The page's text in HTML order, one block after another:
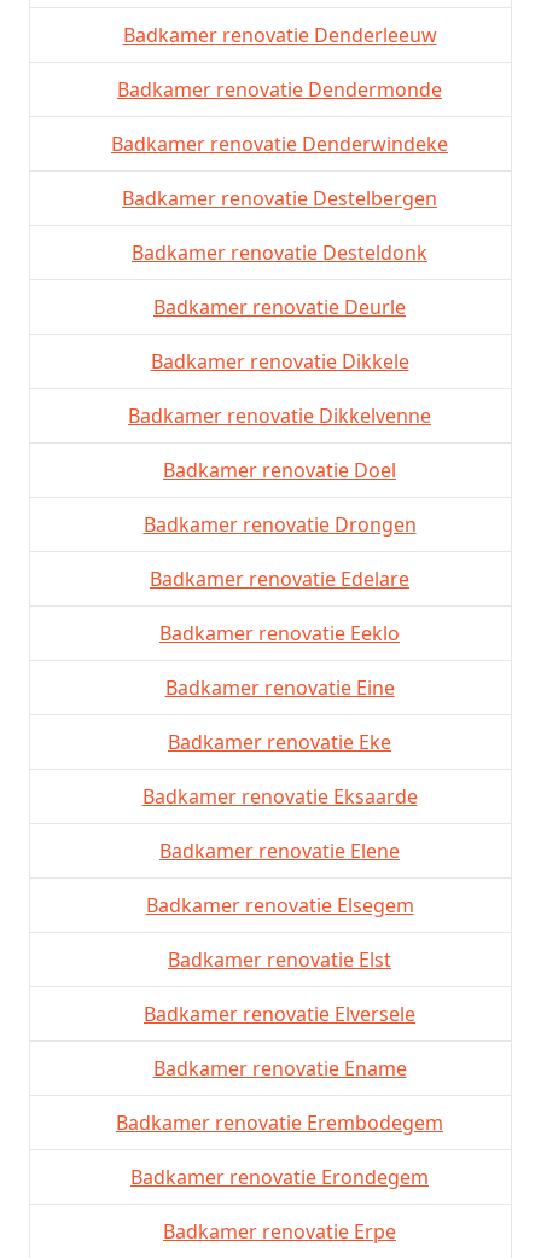
Badkamer renovatie Denderleeuw
Badkamer renovatie Dendermonde
Badkamer renovatie Denderwindeke
Badkamer renovatie Destelbergen
Badkamer renovatie Desteldonk
Badkamer renovatie Deurle
Badkamer renovatie Dikkele
Badkamer renovatie Dikkelvenne
Badkamer renovatie Doel
Badkamer renovatie Drongen
Badkamer renovatie Edelare
Badkamer renovatie Eeklo
Badkamer renovatie Eine
Badkamer renovatie Eke
Badkamer renovatie Eksaarde
Badkamer renovatie Elene
Badkamer renovatie Elsegem
Badkamer renovatie Elst
Badkamer renovatie Elversele
Badkamer renovatie Ename
Badkamer renovatie Erembodegem
Badkamer renovatie Erondegem
Badkamer renovatie Erpe